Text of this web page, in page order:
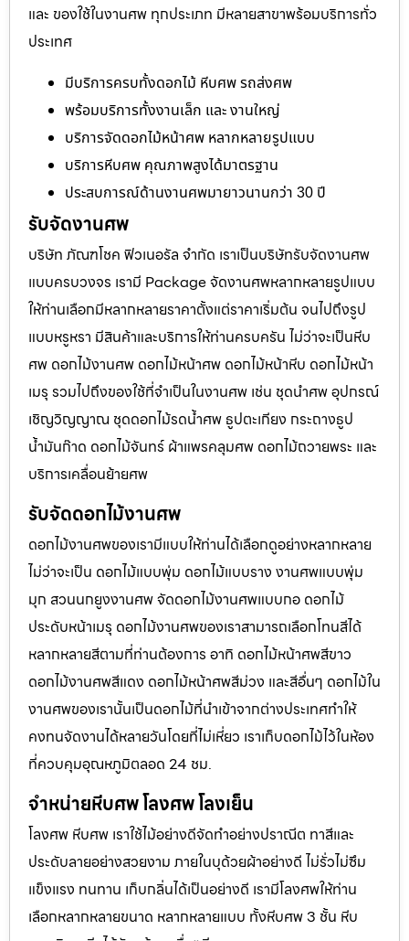
และ ของใช้ในงานศพ ทุกประเภท มีหลายสาขาพร้อมบริการทั่ว
ประเทศ
มีบริการครบทั้งดอกไม้ หีบศพ รถส่งศพ
พร้อมบริการทั้งงานเล็ก และ งานใหญ่
บริการจัดดอกไม้หน้าศพ หลากหลายรูปแบบ
บริการหีบศพ คุณภาพสูงได้มาตรฐาน
ประสบการณ์ด้านงานศพมายาวนานกว่า 30 ปี
รับจัดงานศพ
บริษัท ภัณฑโชค ฟิวเนอรัล จำกัด เราเป็นบริษัทรับจัดงานศพ
แบบครบวงจร เรามี Package จัดงานศพหลากหลายรูปแบบ
ให้ท่านเลือกมีหลากหลายราคาตั้งแต่ราคาเริ่มต้น จนไปถึงรูป
แบบหรูหรา มีสินค้าและบริการให้ท่านครบครัน ไม่ว่าจะเป็นหีบ
ศพ ดอกไม้งานศพ ดอกไม้หน้าศพ ดอกไม้หน้าหีบ ดอกไม้หน้า
เมรุ รวมไปถึงของใช้ที่จำเป็นในงานศพ เช่น ชุดนำศพ อุปกรณ์
เชิญวิญญาณ ชุดดอกไม้รดน้ำศพ ธูปตะเกียง กระถางธูป
น้ำมันก๊าด ดอกไม้จันทร์ ผ้าแพรคลุมศพ ดอกไม้ถวายพระ และ
บริการเคลื่อนย้ายศพ
รับจัดดอกไม้งานศพ
ดอกไม้งานศพของเรามีแบบให้ท่านได้เลือกดูอย่างหลากหลาย
ไม่ว่าจะเป็น ดอกไม้แบบพุ่ม ดอกไม้แบบราง งานศพแบบพุ่ม
มุก สวนนกยูงงานศพ จัดดอกไม้งานศพแบบกอ ดอกไม้
ประดับหน้าเมรุ ดอกไม้งานศพของเราสามารถเลือกโทนสีได้
หลากหลายสีตามที่ท่านต้องการ อาทิ ดอกไม้หน้าศพสีขาว
ดอกไม้งานศพสีแดง ดอกไม้หน้าศพสีม่วง และสีอื่นๆ ดอกไม้ใน
งานศพของเรานั้นเป็นดอกไม้ที่นำเข้าจากต่างประเทศทำให้
คงทนจัดงานได้หลายวันโดยที่ไม่เหี่ยว เราเก็บดอกไม้ไว้ในห้อง
ที่ควบคุมอุณหภูมิตลอด 24 ชม.
จำหน่ายหีบศพ โลงศพ โลงเย็น
โลงศพ หีบศพ เราใช้ไม้อย่างดีจัดทำอย่างปราณีต ทาสีและ
ประดับลายอย่างสวยงาม ภายในบุด้วยผ้าอย่างดี ไม่รั่วไม่ซึม
แข็งแรง ทนทาน เก็บกลิ่นได้เป็นอย่างดี เรามีโลงศพให้ท่าน
เลือกหลากหลายขนาด หลากหลายแบบ ทั้งหีบศพ 3 ชั้น หีบ